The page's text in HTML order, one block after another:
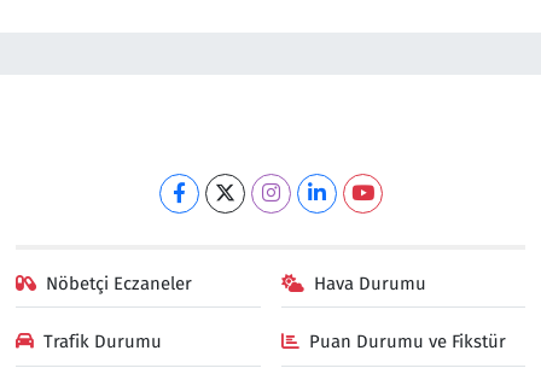
Nöbetçi Eczaneler Hava Durumu
Trafik Durumu Puan Durumu ve Fikstür